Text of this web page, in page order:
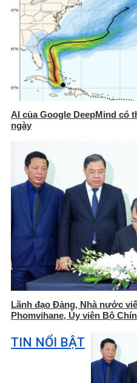
AI của Google DeepMind có
ngày
Lãnh đạo Đảng, Nhà nước
Phomvihane, Ủy viên Bộ
TIN NỔI BẬT